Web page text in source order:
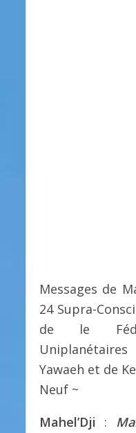
Messages de
24 Supra-
de le
Yawaeh et de
Neuf ~
Mahel’Dji :